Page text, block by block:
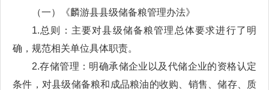
（一）《麟游县县级储备粮管理办法》
1.总则：主要对县级储备粮管理总体要求进行了明
确，规范相关单位具体职责。
2.存储管理：明确承储企业以及代储企业的资格认定
条件，对县级储备粮和成品粮油的收购、销售、储存、质